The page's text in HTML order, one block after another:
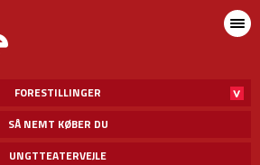
FORESTILLINGER
SÅ NEMT KØBER DU
UNGTTEATERVEJLE